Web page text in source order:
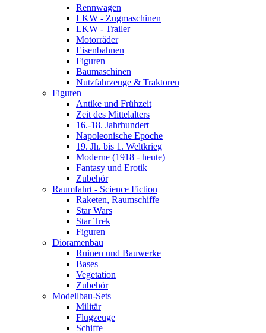
Rennwagen
LKW - Zugmaschinen
LKW - Trailer
Motorräder
Eisenbahnen
Figuren
Baumaschinen
Nutzfahrzeuge & Traktoren
Figuren
Antike und Frühzeit
Zeit des Mittelalters
16.-18. Jahrhundert
Napoleonische Epoche
19. Jh. bis 1. Weltkrieg
Moderne (1918 - heute)
Fantasy und Erotik
Zubehör
Raumfahrt - Science Fiction
Raketen, Raumschiffe
Star Wars
Star Trek
Figuren
Dioramenbau
Ruinen und Bauwerke
Bases
Vegetation
Zubehör
Modellbau-Sets
Militär
Flugzeuge
Schiffe